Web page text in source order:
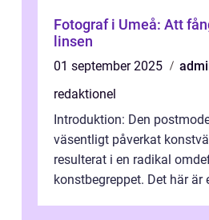
Fotograf i Umeå: Att
linsen
01 september 2025
redaktionel
Introduktion: Den
väsentligt påverkat
resulterat i en radikal
konstbegreppet. Det här är